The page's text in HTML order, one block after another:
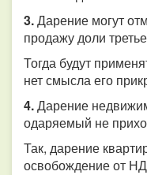
3.Дарение могут
продажу доли
Тогда будут
нет смысла его
4.Дарение
одаряемый не
Так, дарение
освобождение от